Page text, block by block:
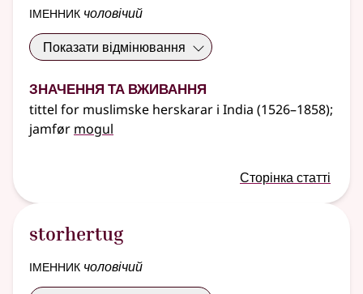
іменник чоловічий
Показати відмінювання
Значення та вживання
tittel for muslimske herskarar i India (1526–1858);
jamfør mogul
Сторінка статті
storhertug
іменник чоловічий